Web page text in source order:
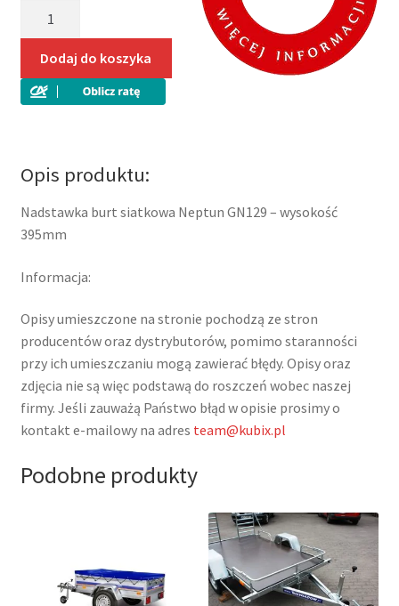
burt
siatkowa
Neptun
Dodaj do koszyka
Opis produktu:
Nadstawka burt siatkowa Neptun GN129 – wysokość
395mm
Informacja:
Opisy umieszczone na stronie pochodzą ze stron
producentów oraz dystrybutorów, pomimo staranności
przy ich umieszczaniu mogą zawierać błędy. Opisy oraz
zdjęcia nie są więc podstawą do roszczeń wobec naszej
firmy. Jeśli zauważą Państwo błąd w opisie prosimy o
kontakt e-mailowy na adres team@kubix.pl
Podobne produkty